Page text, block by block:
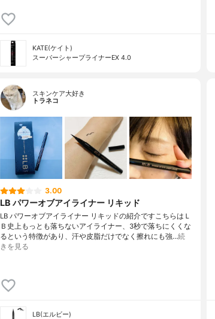
KATE(ケイト)
スーパーシャープライナーEX 4.0
スキンケア大好き
トラネコ
3.00
LB パワーオブアイライナー リキッド
LB パワーオブアイライナー リキッドの紹介ですこちらはＬ
Ｂ史上もっとも落ちないアイライナー、3秒で落ちにくくな
るという特徴があり、汗や皮脂だけでなく擦れにも強…続
きを見る
LB(エルビー)